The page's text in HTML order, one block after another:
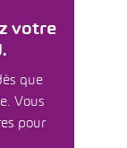
votre
que
Vous
pour